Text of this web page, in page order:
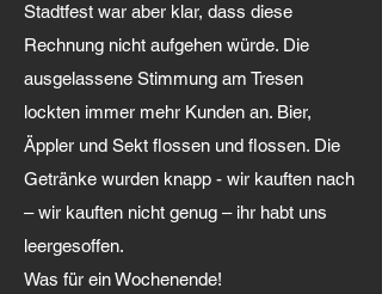
Stadtfest war aber klar, dass diese
Rechnung nicht aufgehen würde. Die
ausgelassene Stimmung am Tresen
lockten immer mehr Kunden an. Bier,
Äppler und Sekt flossen und flossen. Die
Getränke wurden knapp - wir kauften nach
– wir kauften nicht genug – ihr habt uns
leergesoffen.
Was für ein Wochenende!